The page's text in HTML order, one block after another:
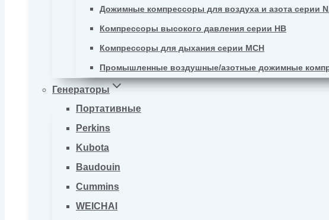
Дожимные компрессоры для воздуха и азота серии
Компрессоры высокого давления серии HB
Компрессоры для дыхания серии MCH
Промышленные воздушные/азотные дожимные
Генераторы
Портативные
Perkins
Kubota
Baudouin
Cummins
WEICHAI